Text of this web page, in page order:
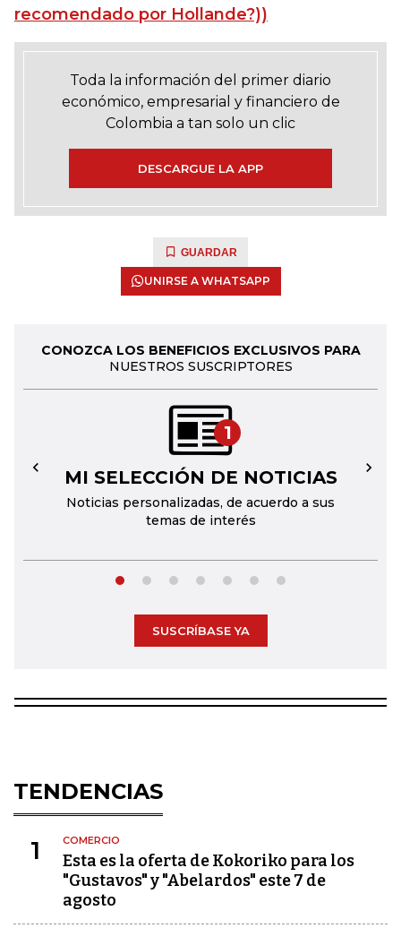
recomendado por Hollande?))
Toda la información del primer diario
económico, empresarial y financiero de
Colombia a tan solo un clic
DESCARGUE LA APP
GUARDAR
UNIRSE A WHATSAPP
CONOZCA LOS BENEFICIOS EXCLUSIVOS PARA
NUESTROS SUSCRIPTORES
1
MI SELECCIÓN DE NOTICIAS
Noticias personalizadas, de acuerdo a sus
temas de interés
← →
SUSCRÍBASE YA
TENDENCIAS
1 COMERCIO
Esta es la oferta de Kokoriko para los
"Gustavos" y "Abelardos" este 7 de
agosto